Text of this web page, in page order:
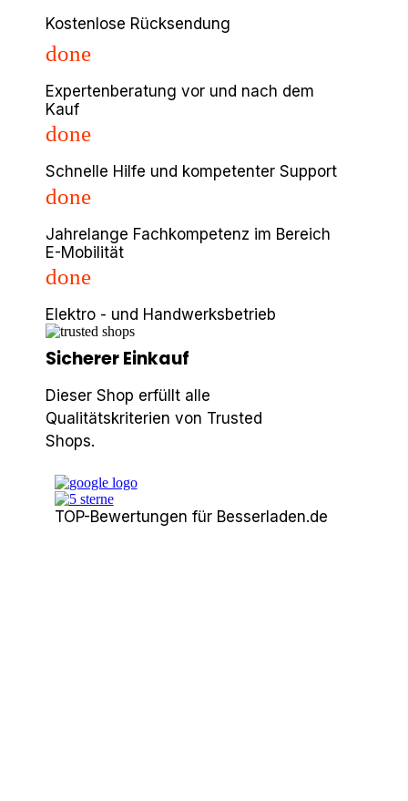
Kostenlose Rücksendung
done
Expertenberatung vor und nach dem
Kauf
done
Schnelle Hilfe und kompetenter Support
done
Jahrelange Fachkompetenz im Bereich
E-Mobilität
done
Elektro - und Handwerksbetrieb
Sicherer Einkauf
Dieser Shop erfüllt alle
Qualitätskriterien von Trusted
Shops.
TOP-Bewertungen für Besserladen.de